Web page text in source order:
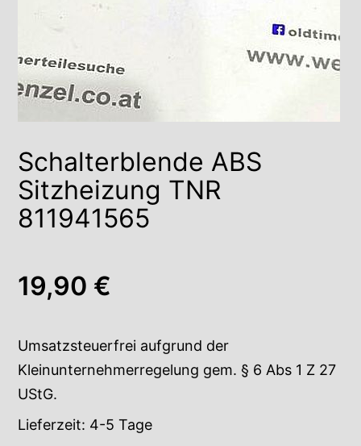
Schalterblende ABS
Sitzheizung TNR
811941565
19,90 €
Umsatzsteuerfrei aufgrund der
Kleinunternehmerregelung gem. § 6 Abs 1 Z 27
UStG.
Lieferzeit: 4-5 Tage